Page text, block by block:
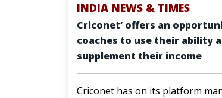
INDIA NEWS & TIMES
Criconet’ offers an
coaches to use their ability
supplement their income
Criconet has on its platform